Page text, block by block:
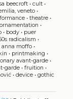
beecroft• cult•
veneto•
• theatre•
ornamentation •
• body• puer
radicalism •
anna moffo•
• printmaking •
avant-garde•
garde• fruition •
• device• gothic